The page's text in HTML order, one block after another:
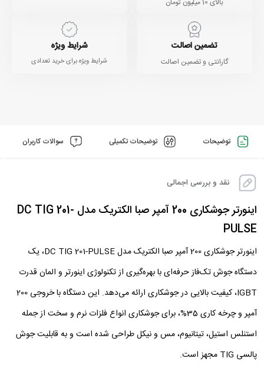
بالای 10 میلیون تومان
تضمین اصالت
گارانتی و تضمین اصالت
شرایط ویژه
شرایط ویژه برای خرید تعدادی
توضیحات توضیحات تکمیلی سوالات کاربران
نقد و بررسی اجمالی
اینورتر جوشکاری 200 آمپر صبا الکتریک مدل DC TIG 201-
PULSE
اینورتر جوشکاری 200 آمپر صبا الکتریک مدل DC TIG 201-PULSE، یک
دستگاه جوش تک‌فاز حرفه‌ای با بهره‌گیری از تکنولوژی اینورتر و المان قدرت
IGBT، کیفیت بالایی در جوشکاری ارائه می‌دهد. این دستگاه با خروجی 200
آمپر و چرخه کاری 35%، برای جوشکاری انواع فلزات نرم و سخت از جمله
استنلس استیل، تیتانیوم، مس و نیکل طراحی شده است و به قابلیت جوش
پالسی TIG مجهز است.